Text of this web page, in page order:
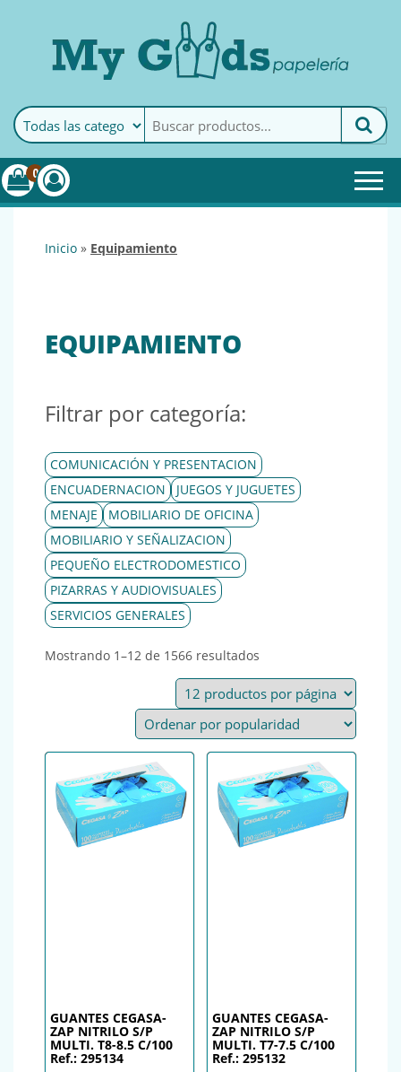
MyGoods · PapeleríaMy Goods es tu papelería
online de confianza. Podrás
encontrar todo lo necesario
0
inicio » equipamiento
EQUIPAMIENTO
Filtrar por categoría:
COMUNICACIÓN Y PRESENTACION
ENCUADERNACION
JUEGOS Y JUGUETES
MENAJE
MOBILIARIO DE OFICINA
MOBILIARIO Y SEÑALIZACION
PEQUEÑO ELECTRODOMESTICO
PIZARRAS Y AUDIOVISUALES
SERVICIOS GENERALES
Mostrando 1–12 de 1566 resultados
GUANTES CEGASA-
ZAP NITRILO S/P
MULTI. T8-8.5 C/100
Ref.: 295134
GUANTES CEGASA-
ZAP NITRILO S/P
MULTI. T7-7.5 C/100
Ref.: 295132